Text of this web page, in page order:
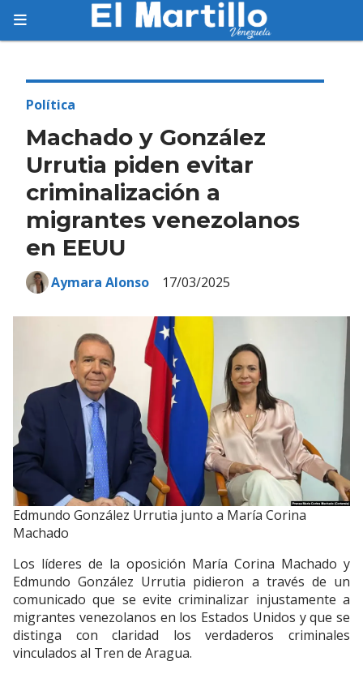
Machado y González
Urrutia piden evitar
criminalización a
migrantes venezolanos
en EEUU
Política
17/03/2025
Aymara Alonso
Edmundo González Urrutia junto a María Corina
Machado
Los líderes de la oposición María Corina Machado y
Edmundo González Urrutia pidieron a través de un
comunicado que se evite criminalizar injustamente a
migrantes venezolanos en los Estados Unidos y que se
distinga con claridad los verdaderos criminales
vinculados al Tren de Aragua.
Suscríbete
Suscríbete a nuestro servicio gratuito de
información diaria en tu email.
Suscribirme